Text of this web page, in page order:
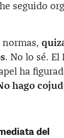
seguido
normas,
. No lo sé. El
ha
hago
del